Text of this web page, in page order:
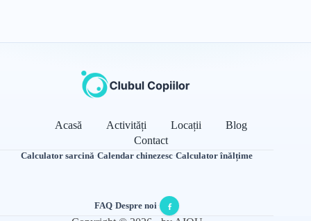
Acasă Activități Locații
Blog
Contact
Calculator sarcină·Calendar chinezesc·Calculator înălțime
FAQ·Despre noi·